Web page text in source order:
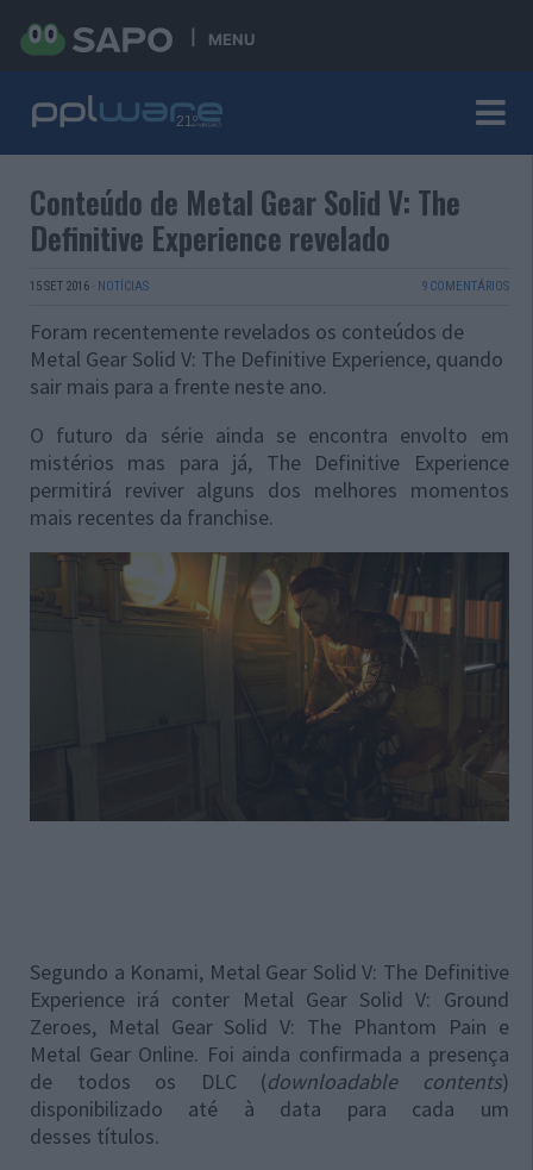
MENU
Conteúdo de Metal Gear Solid V: The
Definitive Experience revelado
15 SET 2016 · NOTÍCIAS 9 COMENTÁRIOS
Foram recentemente revelados os conteúdos de
Metal Gear Solid V: The Definitive Experience, quando
sair mais para a frente neste ano.
O futuro da série ainda se encontra envolto em
mistérios mas para já, The Definitive Experience
permitirá reviver alguns dos melhores momentos
mais recentes da franchise.
Segundo a Konami, Metal Gear Solid V: The Definitive
Experience irá conter Metal Gear Solid V: Ground
Zeroes, Metal Gear Solid V: The Phantom Pain e
Metal Gear Online. Foi ainda confirmada a presença
de todos os DLC (downloadable contents)
disponibilizado até à data para cada um
desses títulos.